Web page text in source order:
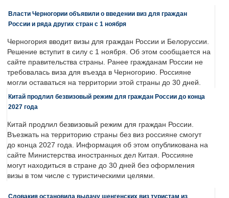
Власти Черногории объявили о введении виз для граждан
России и ряда других стран с 1 ноября
Черногория вводит визы для граждан России и Белоруссии.
Решение вступит в силу с 1 ноября. Об этом сообщается на
сайте правительства страны. Ранее гражданам России не
требовалась виза для въезда в Черногорию. Россияне
могли оставаться на территории этой страны до 30 дней.
Китай продлил безвизовый режим для граждан России до конца
2027 года
Китай продлил безвизовый режим для граждан России.
Въезжать на территорию страны без виз россияне смогут
до конца 2027 года. Информация об этом опубликована на
сайте Министерства иностранных дел Китая. Россияне
могут находиться в стране до 30 дней без оформления
визы в том числе с туристическими целями.
Словакия остановила выдачу шенгенских виз туристам из